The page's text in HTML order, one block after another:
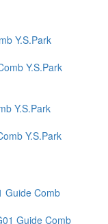
Y.S.Park
Y.S.Park
Guide Comb